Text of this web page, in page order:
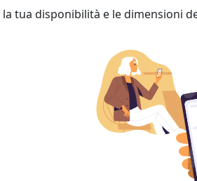
tua disponibilità e le dimensioni